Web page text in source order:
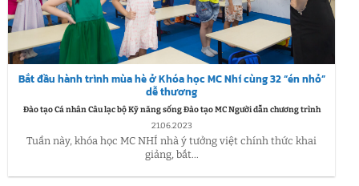
Bắt đầu hành trình mùa hè ở Khóa học MC Nhí cùng 32 “én nhỏ”
dễ thương
Đào tạo Cá nhân Câu lạc bộ Kỹ năng sống Đào tạo MC Người dẫn chương trình
21.06.2023
Tuần này, khóa học MC NHÍ nhà ý tưởng việt chính thức khai
giảng, bắt...